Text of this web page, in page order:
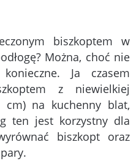
biszkoptem w
Można, choć nie
Ja czasem
z niewielkiej
cm) na kuchenny blat,
ten jest korzystny dla
biszkopt oraz